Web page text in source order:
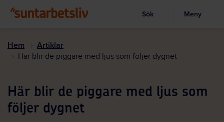
huvudinnehållet
Visa sökruta
Sök Meny
Hem Artiklar
Här blir de piggare med ljus som följer dygnet
Här blir de piggare med ljus som
följer dygnet